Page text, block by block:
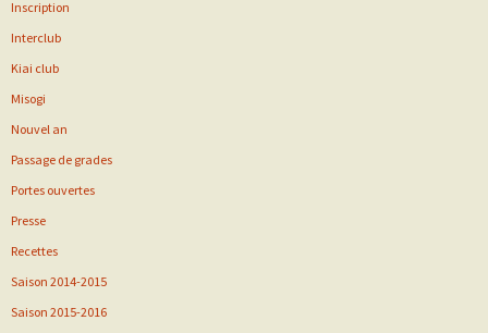
Inscription
Interclub
Kiai club
Misogi
Nouvel an
Passage de grades
Portes ouvertes
Presse
Recettes
Saison 2014-2015
Saison 2015-2016